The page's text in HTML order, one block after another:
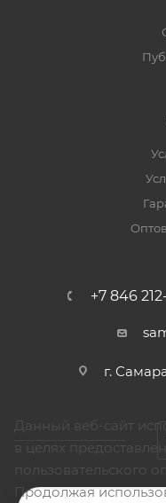
+7 846
г.
Данный веб-сайт
в целях
пользовательского
Продолжая